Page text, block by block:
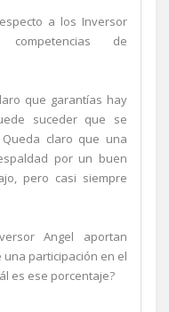
a los Inversor
de
que garantías hay
suceder que se
claro que una
por un buen
pero casi siempre
Angel aportan
participación en el
es ese porcentaje?